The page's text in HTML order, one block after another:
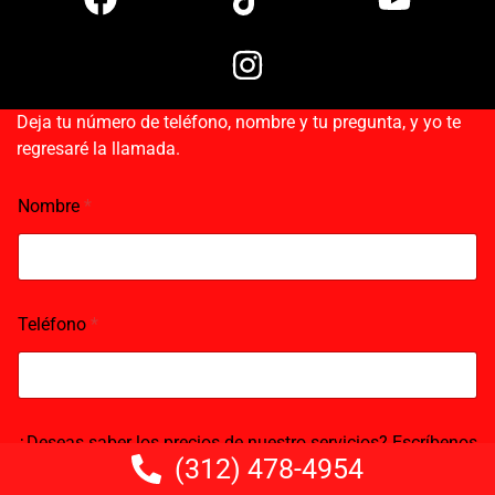
Deja tu número de teléfono, nombre y tu pregunta, y yo te
regresaré la llamada.
Nombre *
Teléfono *
¿Deseas saber los precios de nuestro servicios? Escríbenos
a
b
o
i
k
t
o
o
u
n
s
t
a
m
(312) 478-4954